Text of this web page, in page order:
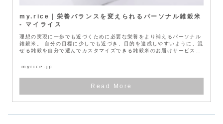
my.rice｜栄養バランスを変えられるパーソナル雑穀米
- マイライス
理想の実現に一歩でも近づくために必要な栄養をより補えるパーソナル
雑穀米。 自分の目標に少しでも近づき、目的を達成しやすいように、混
ぜる雑穀を自分で選んでカスタマイズできる雑穀米のお届けサービスで
myrice.jp